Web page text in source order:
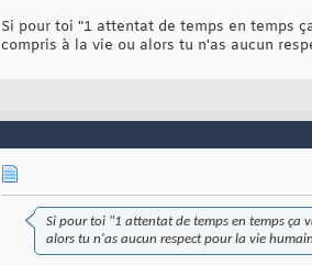
Si pour toi "1 attentat de temps en temps
compris à la vie ou alors tu n'as aucun
Si pour toi "1 attentat de temps en temps ça
alors tu n'as aucun respect pour la vie